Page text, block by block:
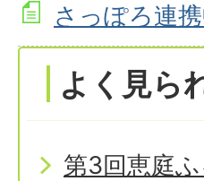
さっぽろ連
よく見ら
第3回恵庭